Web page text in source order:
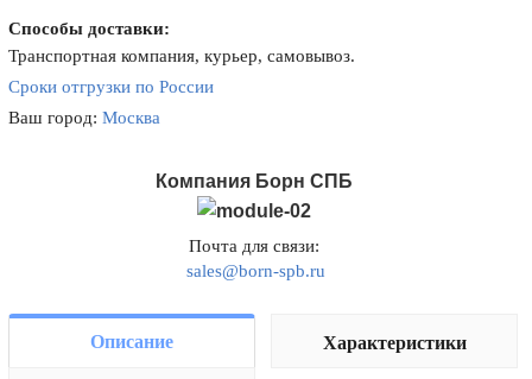
Способы доставки:
Транспортная компания, курьер, самовывоз.
Сроки отгрузки по России
Ваш город:Москва
Компания Борн СПБ
Почта для связи:
sales@born-spb.ru
Описание Характеристики